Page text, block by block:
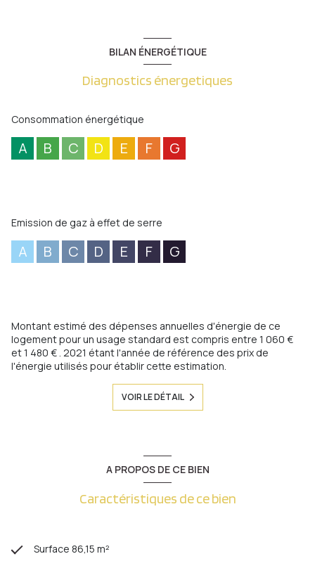
BILAN ÉNERGÉTIQUE
Diagnostics énergetiques
Consommation énergétique
A B C D E F G
Emission de gaz à effet de serre
A B C D E F G
Montant estimé des dépenses annuelles d'énergie de ce
logement pour un usage standard est compris entre 1 060 €
et 1 480 € . 2021 étant l'année de référence des prix de
l'énergie utilisés pour établir cette estimation.
VOIR LE DÉTAIL
A PROPOS DE CE BIEN
Caractéristiques de ce bien
Surface 86,15 m²